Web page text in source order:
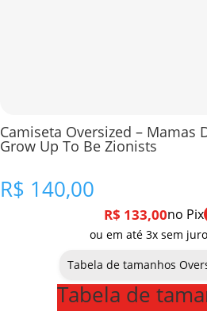
Camiseta Oversized – Mamas
Grow Up To Be Zionists
R$ 140,00
R$ 133,00no Pix
ou em até 3x sem
Tabela de tamanhos
Tabela de